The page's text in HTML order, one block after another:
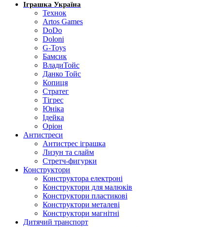
Іграшка Україна
Технок
Artos Games
DoDo
Doloni
G-Toys
Бамсик
ВладиТойс
Данко Тойс
Копиця
Стратег
Тігрес
Юніка
Ідейка
Оріон
Антистреси
Антистрес іграшка
Лизун та слайм
Стретч-фигурки
Конструктори
Конструктора електроні
Конструктори для малюків
Конструктори пластикові
Конструктори металеві
Конструктори магнітні
Дитячий транспорт